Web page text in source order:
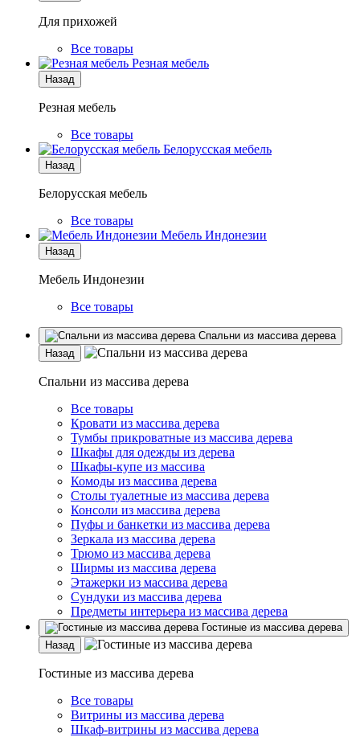
Для прихожей
Все товары
Резная мебель
Назад
Резная мебель
Все товары
Белорусская мебель
Назад
Белорусская мебель
Все товары
Мебель Индонезии
Назад
Мебель Индонезии
Все товары
Спальни из массива дерева
Назад
Спальни из массива дерева
Все товары
Кровати из массива дерева
Тумбы прикроватные из массива дерева
Шкафы для одежды из дерева
Шкафы-купе из массива
Комоды из массива дерева
Столы туалетные из массива дерева
Консоли из массива дерева
Пуфы и банкетки из массива дерева
Зеркала из массива дерева
Трюмо из массива дерева
Ширмы из массива дерева
Этажерки из массива дерева
Сундуки из массива дерева
Предметы интерьера из массива дерева
Гостиные из массива дерева
Назад
Гостиные из массива дерева
Все товары
Витрины из массива дерева
Шкаф-витрины из массива дерева